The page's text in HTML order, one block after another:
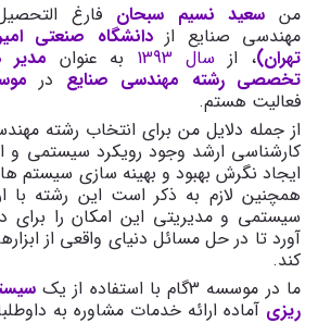
من سعید نسیم سبحان فارغ
مهندسی صنایع ازدانشگاه صنعتی
تهران)، از سال 1393 به عنوان مدیر
تخصصی رشته مهندسی صنایع در
فعالیت هستم.
از جمله دلایل من برای انتخاب رشته
کارشناسی ارشد وجود رویکرد سیستمی و
ایجاد نگرش بهبود و بهینه سازی سیستم
همچنین لازم به ذکر است این رشته با
آورد تا در حل مسائل دنیای واقعی از
کند.
ما در موسسه 3گام با استفاده از یک
ریزی آماده ارائه خدمات مشاوره به